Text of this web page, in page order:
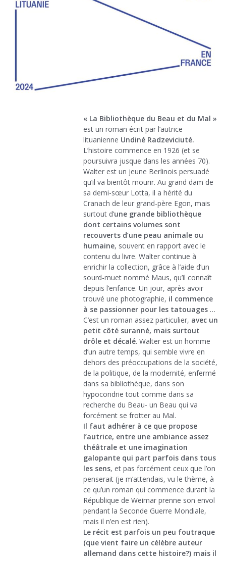
« La Bibliothèque du Beau et du Mal »
est un roman écrit par l’autrice
lituanienne Undiné Radzeviciuté.
L’histoire commence en 1926 (et se
poursuivra jusque dans les années 70).
Walter est un jeune Berlinois persuadé
qu’il va bientôt mourir. Au grand dam de
sa demi-sœur Lotta, il a hérité du
Cranach de leur grand-père Egon, mais
surtout d’une grande bibliothèque
dont certains volumes sont
recouverts d’une peau animale ou
humaine, souvent en rapport avec le
contenu du livre. Walter continue à
enrichir la collection, grâce à l’aide d’un
sourd-muet nommé Maus, qu’il connaît
depuis l’enfance. Un jour, après avoir
trouvé une photographie, il commence
à se passionner pour les tatouages …
C’est un roman assez particulier, avec un
petit côté suranné, mais surtout
drôle et décalé. Walter est un homme
d’un autre temps, qui semble vivre en
dehors des préoccupations de la société,
de la politique, de la modernité, enfermé
dans sa bibliothèque, dans son
hypocondrie tout comme dans sa
recherche du Beau- un Beau qui va
forcément se frotter au Mal.
Il faut adhérer à ce que propose
l’autrice, entre une ambiance assez
théâtrale et une imagination
galopante qui part parfois dans tous
les sens, et pas forcément ceux que l’on
penserait (je m’attendais, vu le thème, à
ce qu’un roman qui commence durant la
République de Weimar prenne son envol
pendant la Seconde Guerre Mondiale,
mais il n’en est rien).
Le récit est parfois un peu foutraque
(que vient faire un célèbre auteur
allemand dans cette histoire?) mais il